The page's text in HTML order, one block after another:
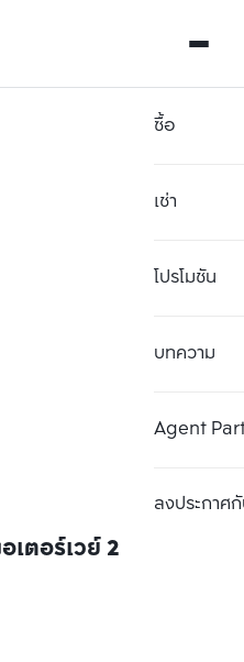
ซื้อ
เช่า
โปรโมชัน
บทความ
Agent
ลงประกาศกั
เตอร์เวย์ 2